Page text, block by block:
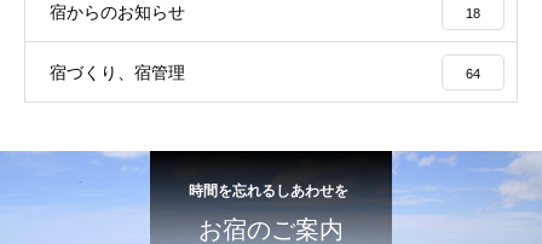
宿からのお知らせ 18
宿づくり、宿管理 64
時間を忘れるしあわせを
お宿のご案内